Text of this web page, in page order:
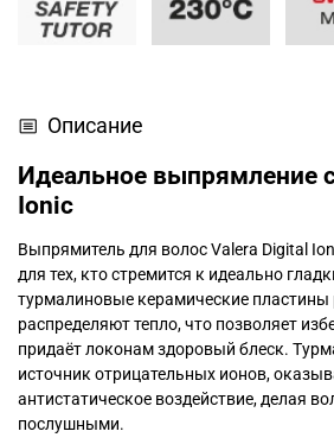
Описание
Идеальное выпрямление
Ionic
Выпрямитель для волос Valera Digital
для тех, кто стремится к идеально
турмалиновые керамические
распределяют тепло, что позволяет
придаёт локонам здоровый блеск.
источник отрицательных ионов,
антистатическое воздействие, делая
послушными.